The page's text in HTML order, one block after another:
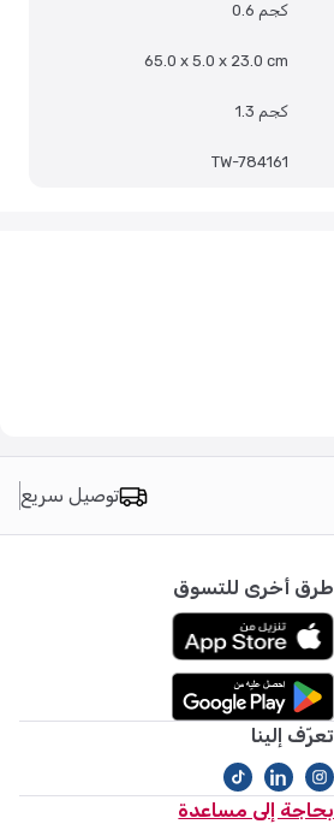
0.6 كجم
65.0 x 5.0 x 23.0 cm
1.3 كجم
TW-784161
توصيل سريع
طرق أخرى للتسوق
تعرّف إلينا
بحاجة إلى مساعدة